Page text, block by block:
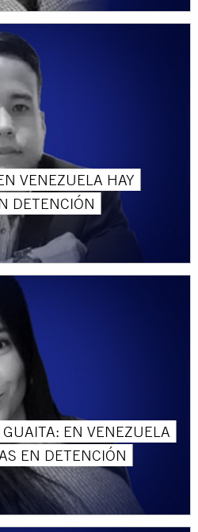
VENEZUELA HAY
DETENCIÓN
EN VENEZUELA
EN DETENCIÓN